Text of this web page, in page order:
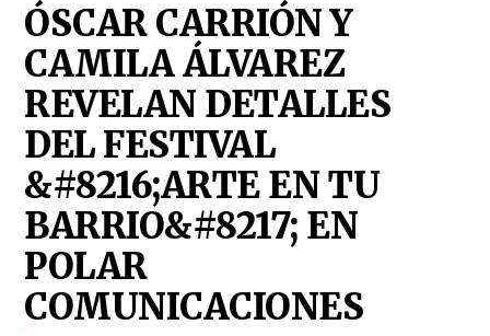
ÓSCAR CARRIÓN Y
CAMILA ÁLVAREZ
REVELAN DETALLES
DEL FESTIVAL
&#8216;ARTE EN TU
BARRIO&#8217; EN
POLAR
COMUNICACIONES